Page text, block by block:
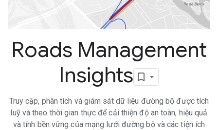
Roads Management
Insights
Truy cập, phân tích và giám sát dữ liệu đường bộ được tích
luỹ và theo thời gian thực để cải thiện độ an toàn, hiệu quả
và tính bền vững của mạng lưới đường bộ và các tiện ích